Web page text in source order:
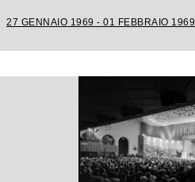
27 GENNAIO 1969 - 01 FEBBRAIO 1969